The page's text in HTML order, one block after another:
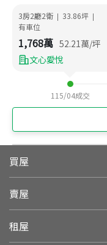
3房2廳2衛 | 33.86坪 |
有車位
1,768萬 52.21萬/坪
文心愛悅
115/04成交
買屋
賣屋
租屋